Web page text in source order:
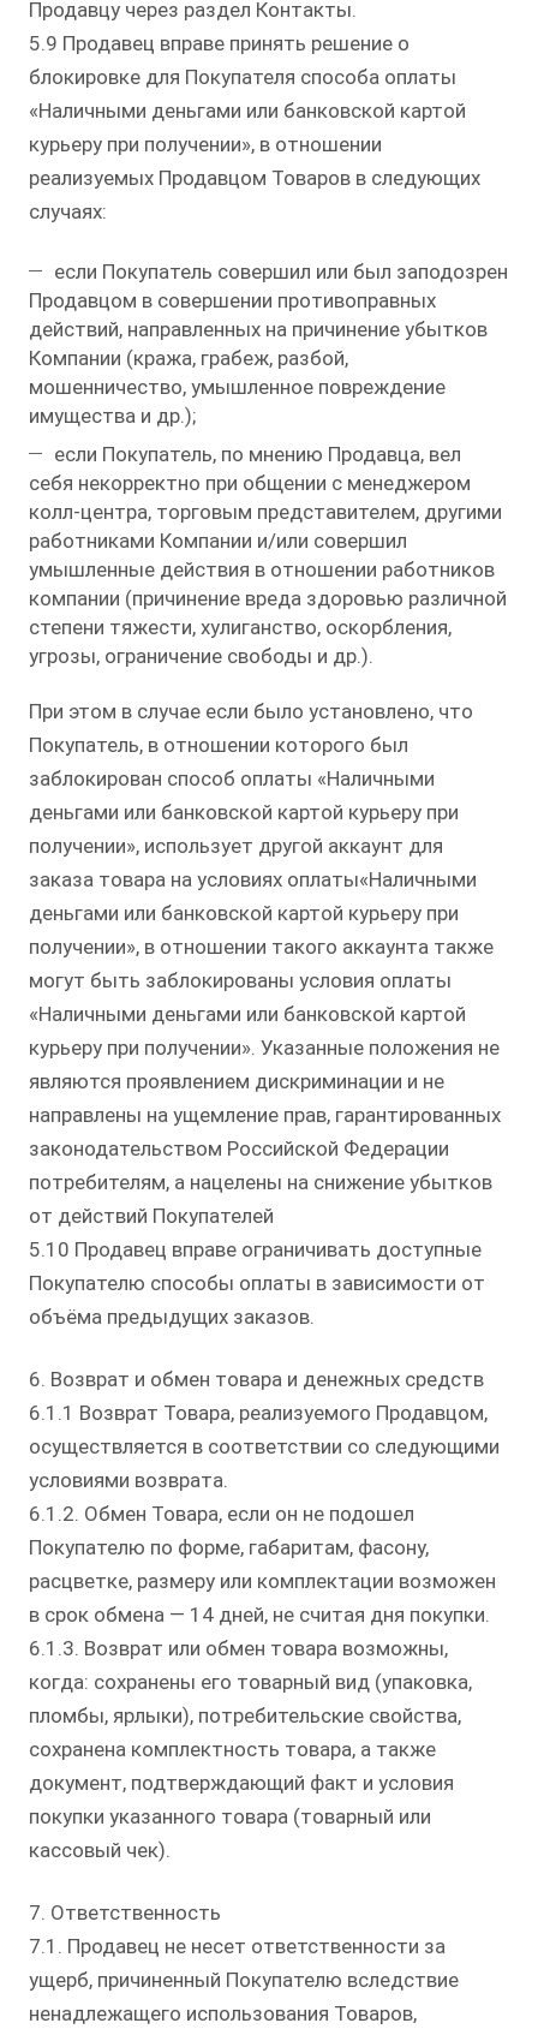
Продавцу через раздел Контакты.
5.9 Продавец вправе принять решение о
блокировке для Покупателя способа оплаты
«Наличными деньгами или банковской картой
курьеру при получении», в отношении
реализуемых Продавцом Товаров в следующих
случаях:
если Покупатель совершил или был заподозрен
Продавцом в совершении противоправных
действий, направленных на причинение убытков
Компании (кража, грабеж, разбой,
мошенничество, умышленное повреждение
имущества и др.);
если Покупатель, по мнению Продавца, вел
себя некорректно при общении с менеджером
колл-центра, торговым представителем, другими
работниками Компании и/или совершил
умышленные действия в отношении работников
компании (причинение вреда здоровью различной
степени тяжести, хулиганство, оскорбления,
угрозы, ограничение свободы и др.).
При этом в случае если было установлено, что
Покупатель, в отношении которого был
заблокирован способ оплаты «Наличными
деньгами или банковской картой курьеру при
получении», использует другой аккаунт для
заказа товара на условиях оплаты«Наличными
деньгами или банковской картой курьеру при
получении», в отношении такого аккаунта также
могут быть заблокированы условия оплаты
«Наличными деньгами или банковской картой
курьеру при получении». Указанные положения не
являются проявлением дискриминации и не
направлены на ущемление прав, гарантированных
законодательством Российской Федерации
потребителям, а нацелены на снижение убытков
от действий Покупателей
5.10 Продавец вправе ограничивать доступные
Покупателю способы оплаты в зависимости от
объёма предыдущих заказов.
6. Возврат и обмен товара и денежных средств
6.1.1 Возврат Товара, реализуемого Продавцом,
осуществляется в соответствии со следующими
условиями возврата.
6.1.2. Обмен Товара, если он не подошел
Покупателю по форме, габаритам, фасону,
расцветке, размеру или комплектации возможен
в срок обмена — 14 дней, не считая дня покупки.
6.1.3. Возврат или обмен товара возможны,
когда: сохранены его товарный вид (упаковка,
пломбы, ярлыки), потребительские свойства,
сохранена комплектность товара, а также
документ, подтверждающий факт и условия
покупки указанного товара (товарный или
кассовый чек).
7. Ответственность
7.1. Продавец не несет ответственности за
ущерб, причиненный Покупателю вследствие
ненадлежащего использования Товаров,